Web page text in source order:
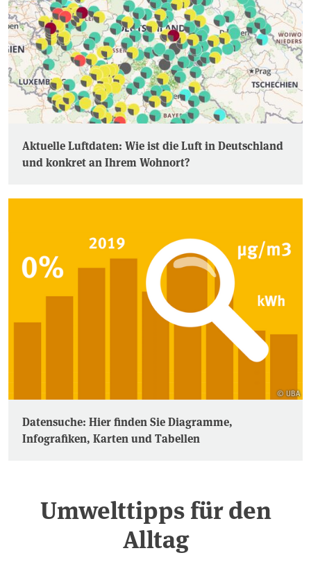
Aktuelle Luftdaten: Wie ist die Luft in Deutschland
und konkret an Ihrem Wohnort?
© UBA
Datensuche: Hier finden Sie Diagramme,
Infografiken, Karten und Tabellen
Umwelttipps für den
Alltag